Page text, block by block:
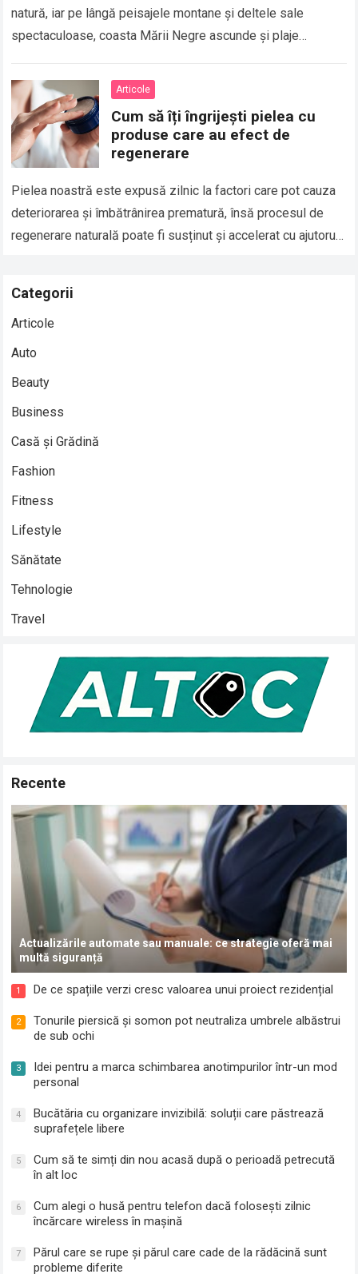
natură, iar pe lângă peisajele montane și deltele sale
spectaculoase, coasta Mării Negre ascunde și plaje
Articole
Cum să îți îngrijești pielea cu
produse care au efect de
regenerare
Pielea noastră este expusă zilnic la factori care pot cauza
deteriorarea și îmbătrânirea prematură, însă procesul de
regenerare naturală poate fi susținut și accelerat cu ajutorul
Categorii
Articole
Auto
Beauty
Business
Casă și Grădină
Fashion
Fitness
Lifestyle
Sănătate
Tehnologie
Travel
Recente
Actualizările automate sau manuale: ce strategie oferă mai
multă siguranță
1 De ce spațiile verzi cresc valoarea unui proiect rezidențial
2
Tonurile piersică și somon pot neutraliza umbrele albăstrui
de sub ochi
3
Idei pentru a marca schimbarea anotimpurilor într-un mod
personal
4
Bucătăria cu organizare invizibilă: soluții care păstrează
suprafețele libere
5
Cum să te simți din nou acasă după o perioadă petrecută
în alt loc
6
Cum alegi o husă pentru telefon dacă folosești zilnic
încărcare wireless în mașină
7
Părul care se rupe și părul care cade de la rădăcină sunt
probleme diferite